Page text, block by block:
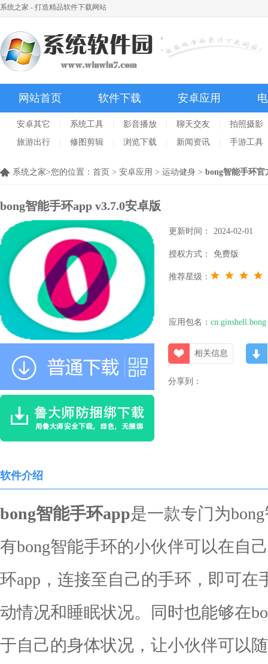
系统之家 - 打造精品软件下载网站
网站首页 软件下载 安卓应用
安卓其它 系统工具 影音播放 聊天交友
拍照摄影
旅游出行
修图剪辑 浏览下载 新闻资讯 手游工具
系统之家>您的位置： 首页 > 安卓应用 > 运动健身 > bong智能手环官
bong智能手环app v3.7.0安卓版
更新时间： 2024-02-01
授权方式： 免费版
推荐星级：
应用包名： cn.ginshell.bong
相关信息
分享到：
软件介绍
bong智能手环app是一款专门为
有bong智能手环的小伙伴可以在自
环app，连接至自己的手环，即可
动情况和睡眠状况。同时也能够在
于自己的身体状况，让小伙伴可以